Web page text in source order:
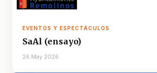
EVENTOS Y ESPECTÁCULOS
SaAl (ensayo)
26 May 2026